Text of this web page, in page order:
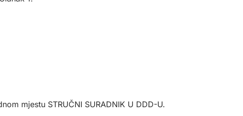
mjestu STRUČNI SURADNIK U DDD-U.